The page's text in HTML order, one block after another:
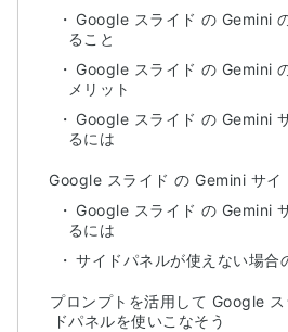
Google スライド の Gemini
ること
Google スライド の Gemini
メリット
Google スライド の Gemini
るには
Google スライド の Gemini サイ
Google スライド の Gemini
るには
サイドパネルが使えない場合
プロンプトを活用して Google
ドパネルを使いこなそう